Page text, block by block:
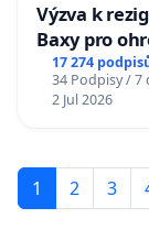
Výzva k
Baxy pro
17 274
34 Podpisy / 7
2 Jul 2026
1 2 3